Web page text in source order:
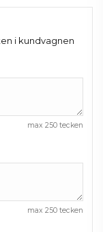
i kundvagnen
max 250 tecken
max 250 tecken